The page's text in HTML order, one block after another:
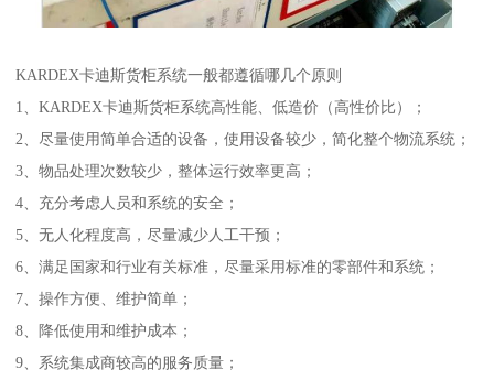
KARDEX卡迪斯货柜系统一般都遵循哪几个原则
1、KARDEX卡迪斯货柜系统高性能、低造价（高性价比）；
2、尽量使用简单合适的设备，使用设备较少，简化整个物流系统；
3、物品处理次数较少，整体运行效率更高；
4、充分考虑人员和系统的安全；
5、无人化程度高，尽量减少人工干预；
6、满足国家和行业有关标准，尽量采用标准的零部件和系统；
7、操作方便、维护简单；
8、降低使用和维护成本；
9、系统集成商较高的服务质量；